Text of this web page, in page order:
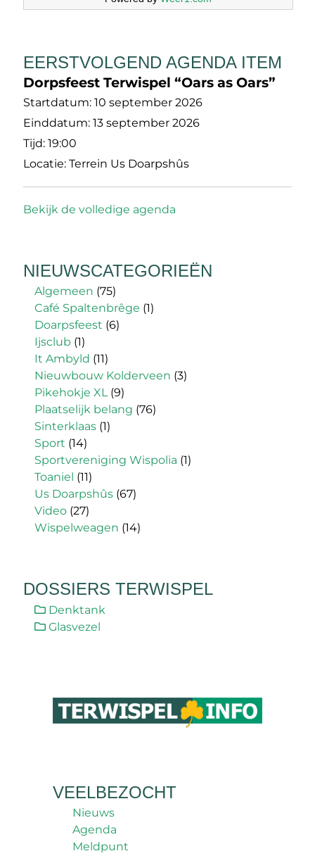
EERSTVOLGEND AGENDA ITEM
Dorpsfeest Terwispel “Oars as Oars”
Startdatum: 10 september 2026
Einddatum: 13 september 2026
Tijd: 19:00
Locatie: Terrein Us Doarpshûs
Bekijk de volledige agenda
NIEUWSCATEGORIEËN
Algemeen (75)
Café Spaltenbrêge (1)
Doarpsfeest (6)
Ijsclub (1)
It Ambyld (11)
Nieuwbouw Kolderveen (3)
Pikehokje XL(9)
Plaatselijk belang (76)
Sinterklaas (1)
Sport (14)
Sportvereniging Wispolia (1)
Toaniel (11)
Us Doarpshûs (67)
Video (27)
Wispelweagen (14)
DOSSIERS TERWISPEL
Denktank
Glasvezel
VEELBEZOCHT
Nieuws
Agenda
Meldpunt